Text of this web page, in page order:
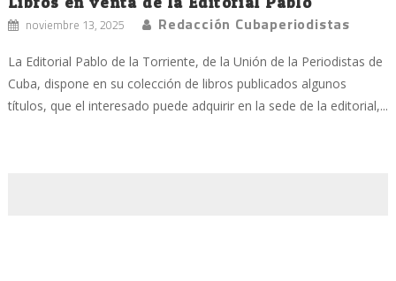
noviembre 13, 2025 Redacción Cubaperiodistas
La Editorial Pablo de la Torriente, de la Unión de la Periodistas de
Cuba, dispone en su colección de libros publicados algunos
títulos, que el interesado puede adquirir en la sede de la editorial,...